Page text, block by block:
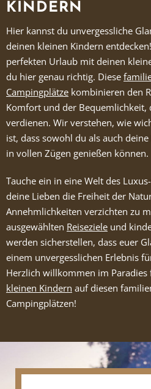
KINDERN
Hier kannst du unvergessliche
deinen kleinen Kindern
perfekten Urlaub mit deinen
du hier genau richtig. Diese
Campingplätze kombinieren den
Komfort und der Bequemlichkeit,
verdienen. Wir verstehen, wie
ist, dass sowohl du als auch
in vollen Zügen genießen können.
Tauche ein in eine Welt des
deine Lieben die Freiheit der
Annehmlichkeiten verzichten zu
ausgewählten Reiseziele und
werden sicherstellen, dass euer
einem unvergesslichen Erlebnis
Herzlich willkommen im Paradies
kleinen Kindern auf diesen
Campingplätzen!